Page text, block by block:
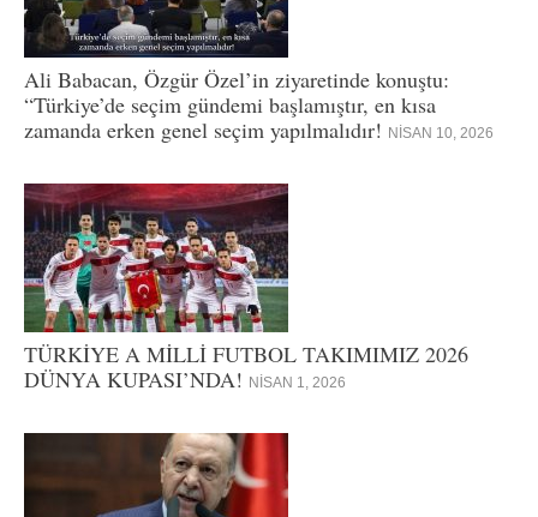
Ali Babacan, Özgür Özel’in ziyaretinde konuştu:
“Türkiye’de seçim gündemi başlamıştır, en kısa
zamanda erken genel seçim yapılmalıdır! NISAN 10, 2026
TÜRKİYE A MİLLİ FUTBOL TAKIMIMIZ 2026
DÜNYA KUPASI’NDA! NISAN 1, 2026